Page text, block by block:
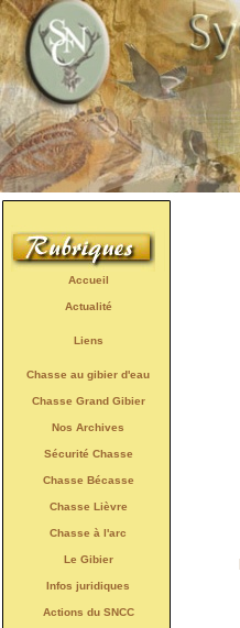
Accueil
Actualité
Liens
Chasse au gibier d'eau
Chasse Grand Gibier
Nos Archives
Sécurité Chasse
Chasse Bécasse
Chasse Lièvre
Chasse à l'arc
Le Gibier
Infos juridiques
Actions du SNCC